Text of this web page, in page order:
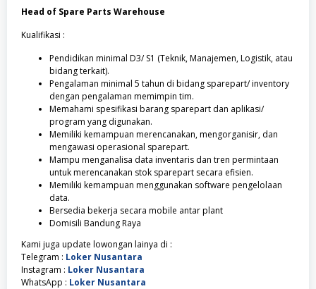
Head of Spare Parts Warehouse
Kualifikasi :
Pendidikan minimal D3/ S1 (Teknik, Manajemen, Logistik, atau
bidang terkait).
Pengalaman minimal 5 tahun di bidang sparepart/ inventory
dengan pengalaman memimpin tim.
Memahami spesifikasi barang sparepart dan aplikasi/
program yang digunakan.
Memiliki kemampuan merencanakan, mengorganisir, dan
mengawasi operasional sparepart.
Mampu menganalisa data inventaris dan tren permintaan
untuk merencanakan stok sparepart secara efisien.
Memiliki kemampuan menggunakan software pengelolaan
data.
Bersedia bekerja secara mobile antar plant
Domisili Bandung Raya
Kami juga update lowongan lainya di :
Telegram : Loker Nusantara
Instagram : Loker Nusantara
WhatsApp : Loker Nusantara